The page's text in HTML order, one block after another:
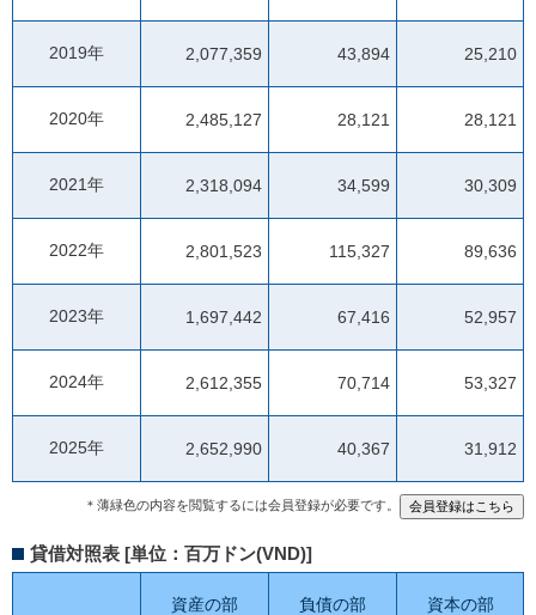
2019年 2,077,359 43,894 25,210
2020年 2,485,127 28,121 28,121
2021年 2,318,094 34,599 30,309
2022年 2,801,523 115,327 89,636
2023年 1,697,442 67,416 52,957
2024年 2,612,355 70,714 53,327
2025年 2,652,990 40,367 31,912
＊薄緑色の内容を閲覧するには会員登録が必要です。
貸借対照表 [単位：百万ドン(VND)]
資産の部 負債の部 資本の部